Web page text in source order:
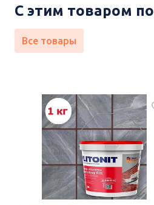
С этим товаром
Все товары